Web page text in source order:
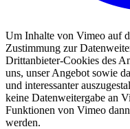
Um Inhalte von Vimeo auf
Zustimmung zur
Drittanbieter-Cookies des
uns, unser Angebot sowie
und interessanter
keine Datenweitergabe an
Funktionen von Vimeo
werden.